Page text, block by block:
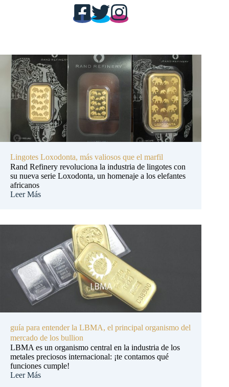
Lingotes Loxodonta, más valiosos que el marfil
Rand Refinery revoluciona la industria de lingotes con
su nueva serie Loxodonta, un homenaje a los elefantes
africanos
Leer Más
guía para entender la LBMA, el principal organismo del
mercado de los bullion
LBMA es un organismo central en la industria de los
metales preciosos internacional: ¡te contamos qué
funciones cumple!
Leer Más